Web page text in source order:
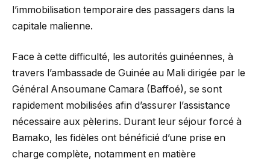
l’immobilisation temporaire des passagers dans la
capitale malienne.
Face à cette difficulté, les autorités guinéennes, à
travers l’ambassade de Guinée au Mali dirigée par le
Général Ansoumane Camara (Baffoé), se sont
rapidement mobilisées afin d’assurer l’assistance
nécessaire aux pèlerins. Durant leur séjour forcé à
Bamako, les fidèles ont bénéficié d’une prise en
charge complète, notamment en matière